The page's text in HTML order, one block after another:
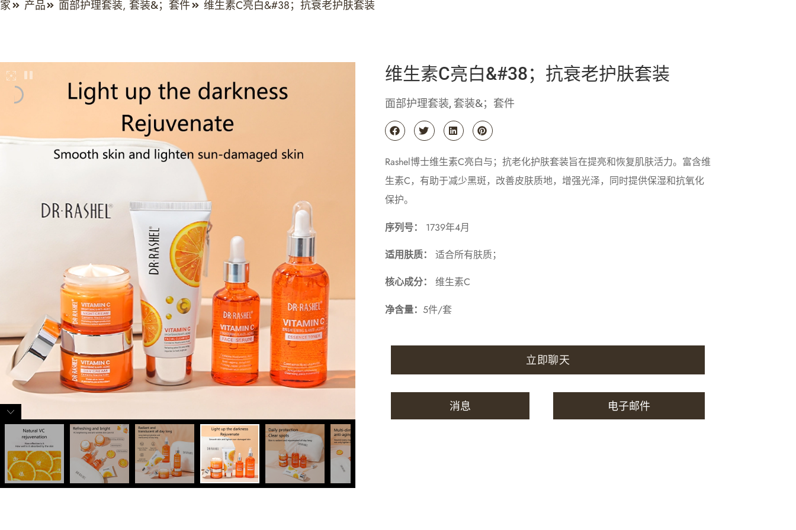
家 产品 面部护理套装, 套装&；套件 维生素c亮白&#38；抗衰老护肤套装
维生素C亮白&#38；抗衰老护肤套装
面部护理套装, 套装&；套件
Rashel博士维生素C亮白与；抗老化护肤套装旨在提亮和恢复肌肤活力。富含维
生素C，有助于减少黑斑，改善皮肤质地，增强光泽，同时提供保湿和抗氧化
保护。
序列号： 1739年4月
适用肤质： 适合所有肤质；
核心成分： 维生素C
净含量： 5件/套
立即聊天
消息 电子邮件